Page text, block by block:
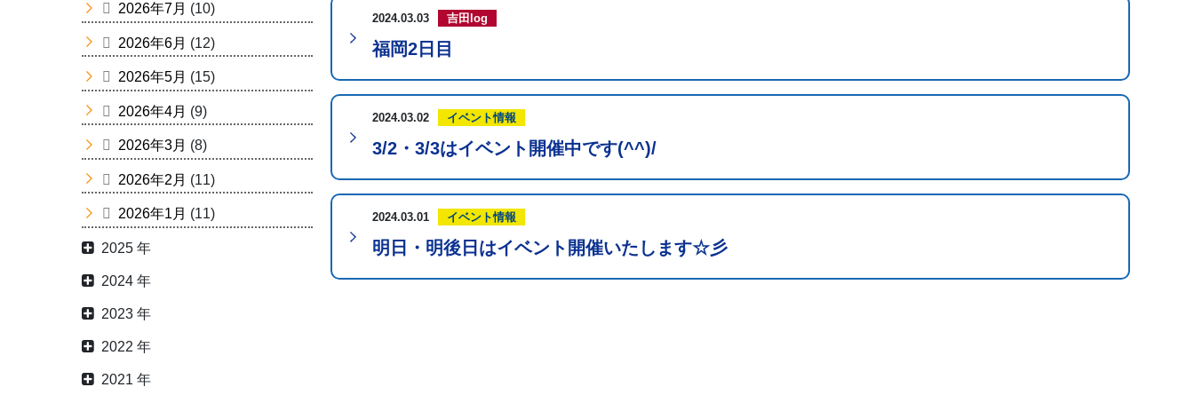
2024.03.03 吉田log
福岡2日目
2024.03.02 イベント情報
3/2・3/3はイベント開催中です(^^)/
2024.03.01 イベント情報
明日・明後日はイベント開催いたします☆彡
2026年7月 (10)
2026年6月 (12)
2026年5月 (15)
2026年4月 (9)
2026年3月 (8)
2026年2月 (11)
2026年1月 (11)
2025 年
2024 年
2023 年
2022 年
2021 年